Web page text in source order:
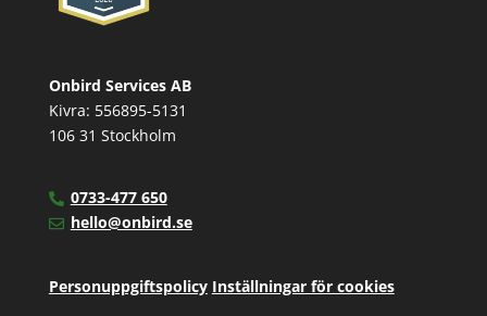
Onbird Services AB
Kivra: 556895-5131
106 31 Stockholm
0733-477 650
hello@onbird.se
Personuppgiftspolicy Inställningar för cookies